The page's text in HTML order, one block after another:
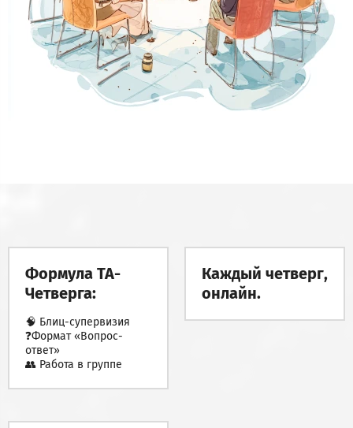
Формула ТА-
Четверга:
🧠 Блиц-супервизия
❓Формат «Вопрос-
ответ»
👥 Работа в группе
Каждый четверг,
онлайн.